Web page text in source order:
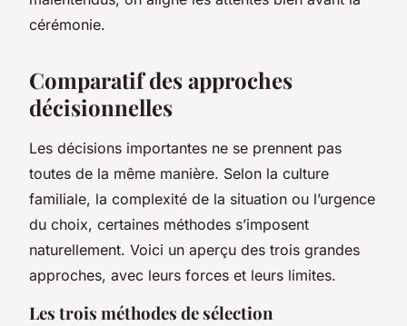
cérémonie.
Comparatif des approches
décisionnelles
Les décisions importantes ne se prennent pas
toutes de la même manière. Selon la culture
familiale, la complexité de la situation ou l’urgence
du choix, certaines méthodes s’imposent
naturellement. Voici un aperçu des trois grandes
approches, avec leurs forces et leurs limites.
Les trois méthodes de sélection